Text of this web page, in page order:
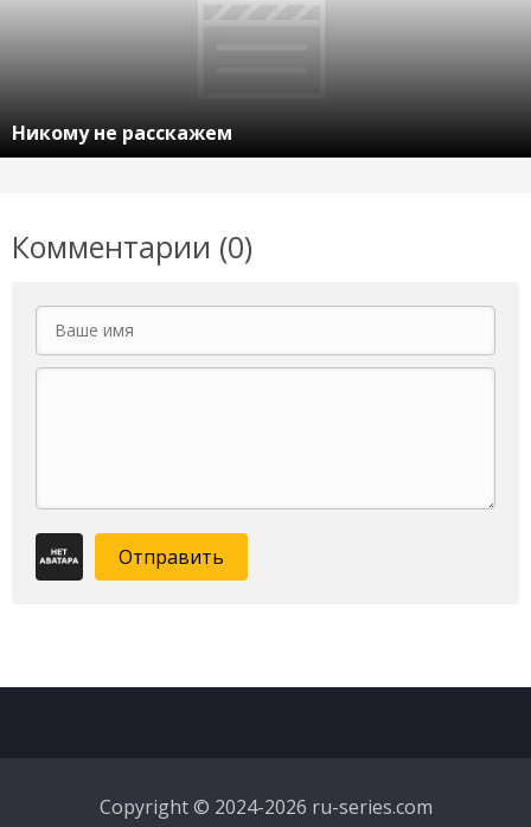
Никому не расскажем
Комментарии (0)
Отправить
Copyright © 2024-2026 ru-series.com